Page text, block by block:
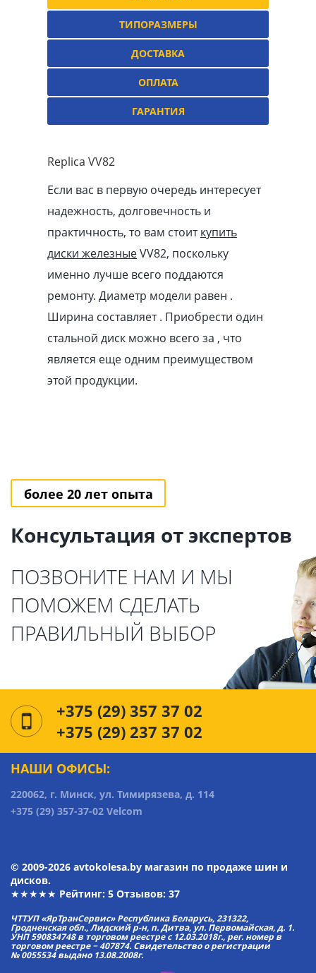
ТИПОРАЗМЕРЫ
ДОСТАВКА
ОПЛАТА
ГАРАНТИЯ
Replica VV82
Если вас в первую очередь интересует
надежность, долговечность и
практичность, то вам стоиткупить
диски железныеVV82, поскольку
именно лучше всего поддаются
ремонту. Диаметр модели равен .
Ширина составляет . Приобрести один
стальной диск можно всего за , что
является еще одним преимуществом
этой продукции.
более 20 лет опыта
Консультация от экспертов
ПОЗВОНИТЕ НАМ И МЫ
ПОМОЖЕМ СДЕЛАТЬ
ПРАВИЛЬНЫЙ ВЫБОР
+375 (29) 357 37 02
+375 (29) 237 37 02
НАШИ ОФИСЫ:
220062, г. Минск, ул. Тимирязева, д. 114
+375 (29) 357-37-02 Velcom
© 2009-2026 avtokolesa.by магазин по продаже шин и
дисков.
★★★★★ Рейтинг: 5 Отзывов: 37
ЧТТУП «ЯрТранСервис» Республика Беларусь, 231322,
Гродненская обл., Лидский р-н, п. Дитва, ул. Первомайская, д. 1.
УНП 590834748 в торговом реестре с 12.03.2018г., рег. номер в
торговом реестре − 407874. Свидетельство о регистрации
№ 0055534 выдано 13.08.2008г.